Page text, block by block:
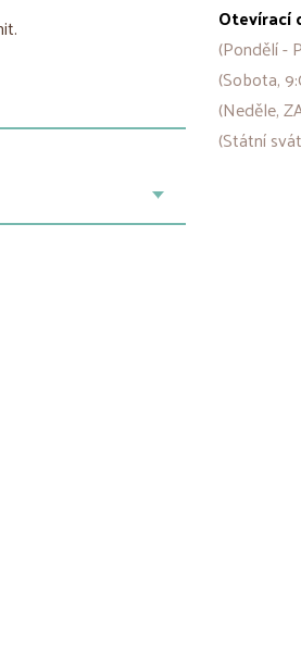
Otevírací
(Pondělí -
(Sobota,
(Neděle,
(Státní